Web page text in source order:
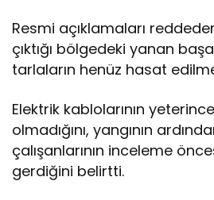
Resmi açıklamaları
çıktığı bölgedeki yanan
tarlaların henüz hasat
Elektrik kablolarının
olmadığını, yangının
çalışanlarının inceleme
gerdiğini belirtti.